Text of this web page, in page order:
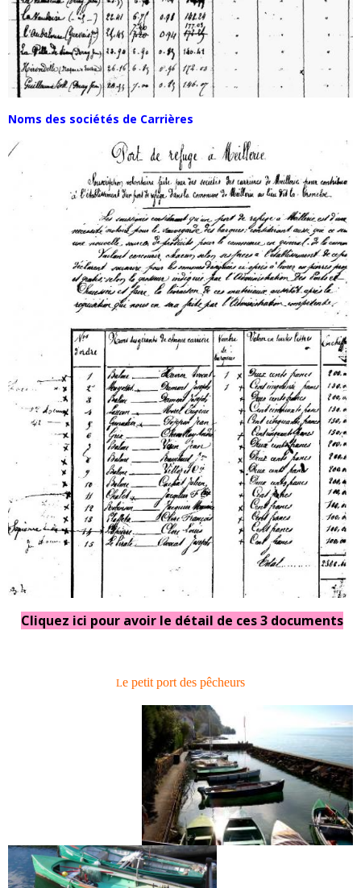
Noms des sociétés de Carrières
Cliquez ici pour avoir le détail de ces 3 documents
Le petit port des pêcheurs